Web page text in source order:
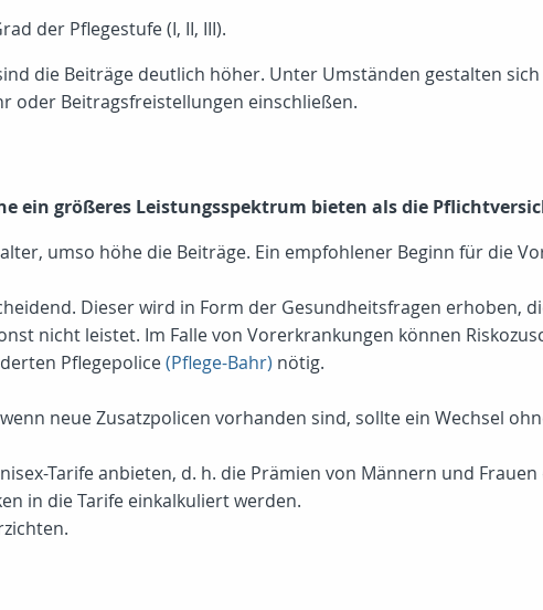
der Pflegestufe (I, II, III).
die Beiträge deutlich höher. Unter Umständen gestalten
oder Beitragsfreistellungen einschließen.
ein größeres Leistungsspektrum bieten als die
umso höhe die Beiträge. Ein empfohlener Beginn für die
Dieser wird in Form der Gesundheitsfragen erhoben,
nicht leistet. Im Falle von Vorerkrankungen können
Pflegepolice(Pflege-Bahr) nötig.
neue Zusatzpolicen vorhanden sind, sollte ein Wechsel
Tarife anbieten, d. h. die Prämien von Männern und
in die Tarife einkalkuliert werden.